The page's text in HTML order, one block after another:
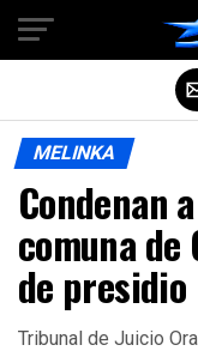
MELINKA
Condenan
comuna de
de presidio
Tribunal de Juicio